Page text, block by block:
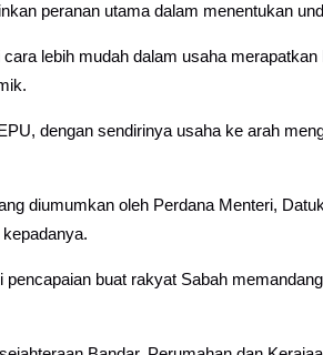
peranan utama dalam menentukan
lebih mudah dalam usaha
dengan sendirinya usaha ke arah
diumumkan oleh Perdana Menteri,
buat rakyat Sabah